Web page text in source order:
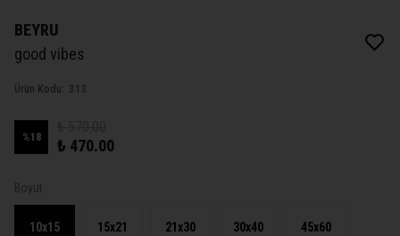
BEYRU
good vibes
Ürün Kodu: 313
%18 ₺ 470.00
Boyut
10x15 15x21 21x30 30x40 45x60